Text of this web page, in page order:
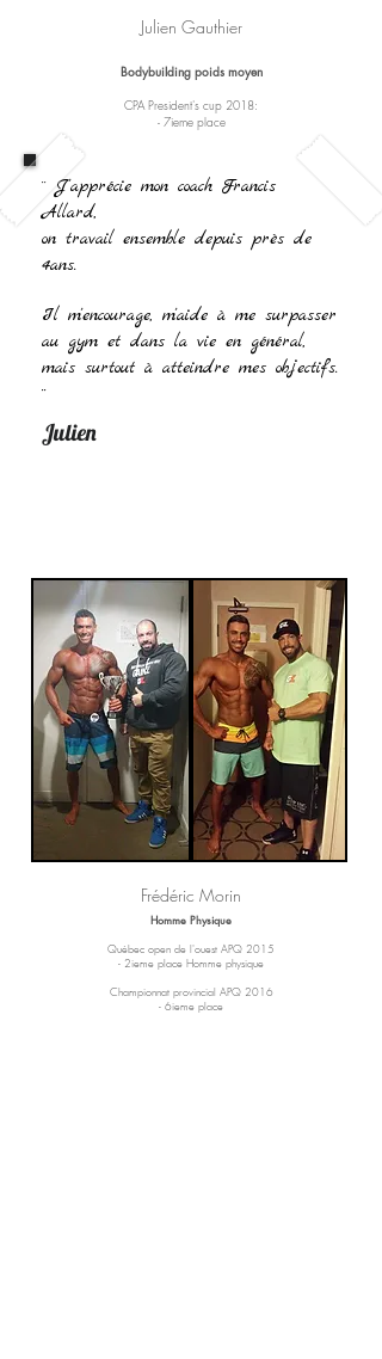
Bodybuilding poids moyen
CPA President's cup 2018:
- 7ieme place
Julien Gauthier
¨ J'apprécie mon coach Francis
Allard,
on travail ensemble depuis près de
4ans.
Il m'encourage, m'aide à me surpasser
au gym et dans la vie en général,
mais surtout à atteindre mes objectifs.
¨
Julien
Homme Physique
Québec open de l'ouest APQ 2015
- 2ieme place Homme physique
Championnat provincial APQ 2016
- 6ieme place
Frédéric Morin